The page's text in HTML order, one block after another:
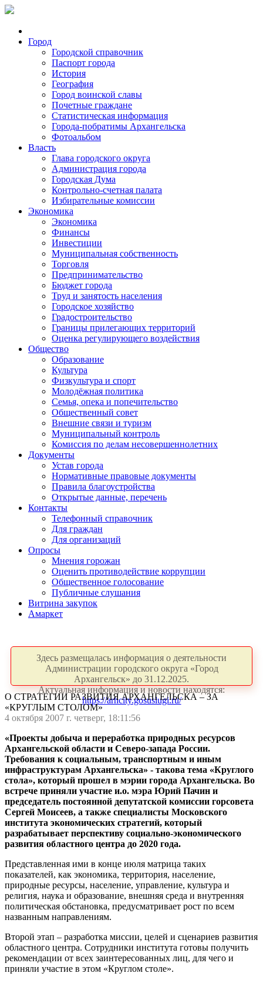
Город
Городской справочник
Паспорт города
История
География
Город воинской славы
Почетные граждане
Статистическая информация
Города-побратимы Архангельска
Фотоальбом
Власть
Глава городского округа
Администрация города
Городская Дума
Контрольно-счетная палата
Избирательные комиссии
Экономика
Экономика
Финансы
Инвестиции
Муниципальная собственность
Торговля
Предпринимательство
Бюджет города
Труд и занятость населения
Городское хозяйство
Градостроительство
Границы прилегающих территорий
Оценка регулирующего воздействия
Общество
Образование
Культура
Физкультура и спорт
Молодёжная политика
Семья, опека и попечительство
Общественный совет
Внешние связи и туризм
Муниципальный контроль
Комиссия по делам несовершеннолетних
Документы
Устав города
Нормативные правовые документы
Правила благоустройства
Открытые данные, перечень
Контакты
Телефонный справочник
Для граждан
Для организаций
Опросы
Мнения горожан
Оценить противодействие коррупции
Общественное голосование
Публичные слушания
Витрина закупок
Амаркет
Здесь размещалась информация о деятельности
Администрации городского округа «Город
Архангельск» до 31.12.2025.
Актуальная информация и новости находятся:
https://arhcity.gosuslugi.ru/
О СТРАТЕГИИ РАЗВИТИЯ АРХАНГЕЛЬСКА – ЗА
«КРУГЛЫМ СТОЛОМ»
4 октября 2007 г. четверг, 18:11:56
«Проекты добыча и переработка природных ресурсов
Архангельской области и Северо-запада России.
Требования к социальным, транспортным и иным
инфраструктурам Архангельска» - такова тема «Круглого
стола», который прошел в мэрии города Архангельска. Во
встрече приняли участие и.о. мэра Юрий Пачин и
председатель постоянной депутатской комиссии горсовета
Сергей Моисеев, а также специалисты Московского
института экономических стратегий, который
разрабатывает перспективу социально-экономического
развития областного центра до 2020 года.
Представленная ими в конце июля матрица таких
показателей, как экономика, территория, население,
природные ресурсы, население, управление, культура и
религия, наука и образование, внешняя среда и внутренняя
политическая обстановка, предусматривает рост по всем
названным направлениям.
Второй этап – разработка миссии, целей и сценариев развития
областного центра. Сотрудники института готовы получить
рекомендации от всех заинтересованных лиц, для чего и
приняли участие в этом «Круглом столе».